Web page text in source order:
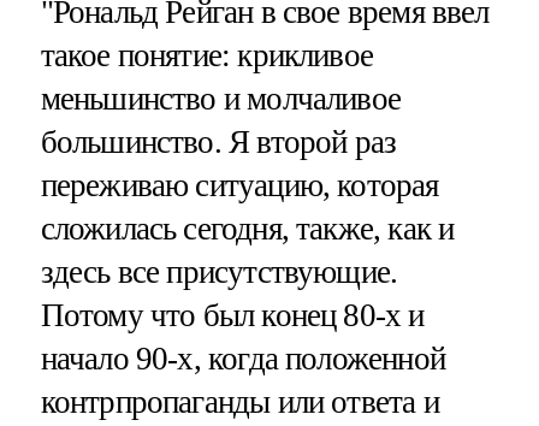
"Рональд Рейган в свое время ввел
такое понятие: крикливое
меньшинство и молчаливое
большинство. Я второй раз
переживаю ситуацию, которая
сложилась сегодня, также, как и
здесь все присутствующие.
Потому что был конец 80-х и
начало 90-х, когда положенной
контрпропаганды или ответа и